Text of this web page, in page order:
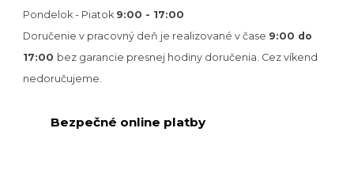
Pondelok - Piatok 9:00 - 17:00
Doručenie v pracovný deň je realizované v čase 9:00 do
17:00 bez garancie presnej hodiny doručenia. Cez víkend
nedoručujeme.
Bezpečné online platby